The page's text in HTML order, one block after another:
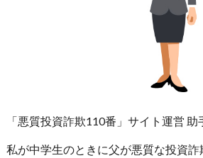
「悪質投資詐欺110番」サイト運営 助
私が中学生のときに父が悪質な投資